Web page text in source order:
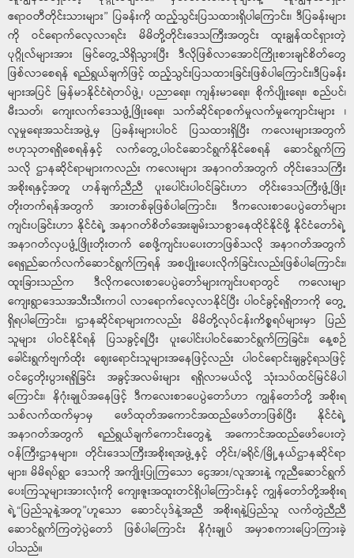
ဧရာဝတီတိုင်းသားများ” ပြခန်းကို ထည့်သွင်းပြသထားရှိပါကြောင်း၊ ဒီပြခန်းများ
ကို ဝင်ရောက်လေ့လာရင်း မိမိတို့တိုင်း‌ဒေသကြီးအတွင်း ထူးချွန်ထင်ရှားတဲ့
ပုဂ္ဂိုလ်များအား မြင်တွေ့သိရှိသွားပြီး ဒီလိုဖြစ်လာအောင်ကြိုးစားချင်စိတ်တွေ
ဖြစ်လာစေရန် ရည်ရွယ်ချက်ဖြင့် ထည့်သွင်းပြသထားခြင်းဖြစ်ပါကြောင်း၊ဒီပြခန်း
များအပြင် မြန်မာနိုင်ငံရဲတပ်ဖွဲ့၊ ပညာရေး၊ ကျန်းမာရေး၊ စိုက်ပျိုးရေး၊ စည်ပင်၊
မီးသတ်၊ ကျေးလက်ဒေသဖွံ့ဖြိုးရေး၊ သက်ဆိုင်ရာစက်မှုလက်မှုကျောင်းများ ၊
လူမှုရေးအသင်းအဖွဲ့မှ ပြခန်းများပါဝင် ပြသထားရှိပြီး ကလေးများအတွက်
ဗဟုသုတရရှိစေရန်နှင့် လက်တွေ့ပါဝင်ဆောင်ရွက်နိုင်စေရန် ဆောင်ရွက်ကြ
သလို ဌာနဆိုင်ရာများကလည်း ကလေးများ အနာဂတ်အတွက် တိုင်းဒေသကြီး
အစိုးရနှင့်အတူ ဟန်ချက်ညီညီ ပူးပေါင်းပါဝင်ခြင်းဟာ တိုင်းဒေသကြီးဖွံ့ဖြိုး
တိုးတက်ရန်အတွက် အားတစ်ခုဖြစ်ပါကြောင်း၊ ဒီကလေးစာပေပွဲတော်များ
ကျင်းပခြင်းဟာ နိုင်ငံရဲ့ အနာဂတ်စိတ်အေးချမ်းသာစွာနေထိုင်နိုင်ဖို့ နိုင်ငံတော်ရဲ့
အနာဂတ်လှပဖွံ့ဖြိုးတိုးတက် စေဖို့ကျင်းပပေးတာဖြစ်သလို အနာဂတ်အတွက်
ရေရှည်ဆက်လက်ဆောင်ရွက်ကြရန် အစပျိုးပေးလိုက်ခြင်းလည်းဖြစ်ပါကြောင်း၊
ထူးခြားသည်က ဒီလိုကလေးစာပေပွဲတော်များကျင်းပရာတွင် ကလေးမျာ
ကျေးရွာဒေသအသီးသီးကပါ လာရောက်လေ့လာနိုင်ပြီး ပါဝင်ခွင့်ရရှိတာကို တွေ့
ရှိရပါကြောင်း၊ ၊ဌာနဆိုင်ရာများကလည်း မိမိတို့လုပ်ငန်းကိစ္စရပ်များမှာ ပြည်
သူများ ပါဝင်နိုင်ရန် ပြသခွင့်ရပြီး ပူးပေါင်းပါဝင်ဆောင်ရွက်ကြခြင်း၊ နေ့စဉ်
ခေါင်းရွက်ဗျက်ထိုး ဈေးရောင်းသူများအနေဖြင့်လည်း ပါဝင်ရောင်းချခွင့်ရသဖြင့်
ဝင်ငွေတိုးပွားရရှိခြင်း အခွင့်အလမ်းများ ရရှိလာမယ်လို့ သုံးသပ်ထင်မြင်မိပါ
ကြောင်း၊ နိဂုံးချုပ်အနေဖြင့် ဒီကလေးစာပေပွဲတော်ဟာ ကျွန်တော်တို့ အစိုးရ
သစ်လက်ထက်မှာမှ ဖော်ထုတ်အကောင်အထည်ဖော်တာဖြစ်ပြီး နိုင်ငံရဲ့
အနာဂတ်အတွက် ရည်ရွယ်ချက်ကောင်းတွေနဲ့ အကောင်အထည်ဖော်ပေးတဲ့
ဝန်ကြီးဌာနများ၊ တိုင်းဒေသကြီးအစိုးရအဖွဲ့နှင့် တိုင်း/ခရိုင်/မြို့နယ်ဌာနဆိုင်ရာ
များ၊ မိမိရပ်ရွာ ဒေသကို အကျိုးပြုကြသော ငွေအား/လူအားနဲ့ ကူညီဆောင်ရွက်
ပေးကြသူများအားလုံးကို ကျေးဇူးအထူးတင်ရှိပါကြောင်းနှင့် ကျွန်တော်တို့အစိုးရ
ရဲ့“ပြည်သူနဲ့အတူ”ဟူသော ဆောင်ပုဒ်နဲ့အညီ အစိုးရနဲ့ပြည်သူ လက်တွဲညီညီ
ဆောင်ရွက်ကြတဲ့ပွဲတော် ဖြစ်ပါကြောင်း နိဂုံးချုပ် အမှာစကားပြောကြားခဲ့
ပါသည်။